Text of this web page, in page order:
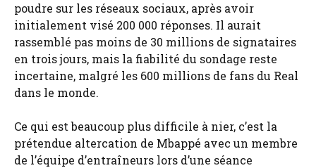
poudre sur les réseaux sociaux, après avoir
initialement visé 200 000 réponses. Il aurait
rassemblé pas moins de 30 millions de signataires
en trois jours, mais la fiabilité du sondage reste
incertaine, malgré les 600 millions de fans du Real
dans le monde.
Ce qui est beaucoup plus difficile à nier, c’est la
prétendue altercation de Mbappé avec un membre
de l’équipe d’entraîneurs lors d’une séance